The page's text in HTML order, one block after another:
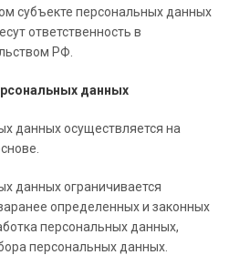
субъекте персональных данных
ответственность в
РФ.
данных
данных осуществляется на
данных ограничивается
определенных и законных
персональных данных,
персональных данных.